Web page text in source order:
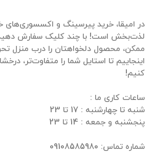
در امیقا، خرید پیرسینگ و اکسسوری‌های
لذت‌بخش است! با چند کلیک سفارش
ممکن، محصول دلخواهتان را درب منزل
اینجاییم تا استایل شما را متفاوت‌تر،